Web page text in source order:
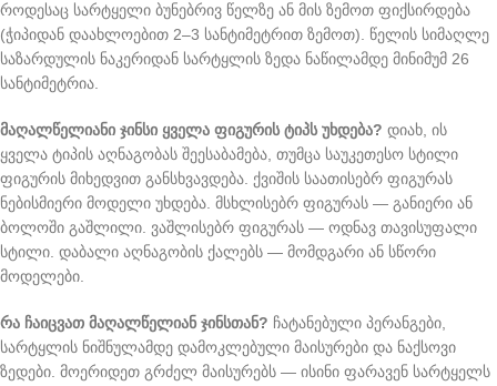
როდესაც სარტყელი ბუნებრივ წელზე ან მის ზემოთ ფიქსირდება
(ჭიპიდან დაახლოებით 2–3 სანტიმეტრით ზემოთ). წელის სიმაღლე
საზარდულის ნაკერიდან სარტყლის ზედა ნაწილამდე მინიმუმ 26
სანტიმეტრია.
მაღალწელიანი ჯინსი ყველა ფიგურის ტიპს უხდება? დიახ, ის
ყველა ტიპის აღნაგობას შეესაბამება, თუმცა საუკეთესო სტილი
ფიგურის მიხედვით განსხვავდება. ქვიშის საათისებრ ფიგურას
ნებისმიერი მოდელი უხდება. მსხლისებრ ფიგურას — განიერი ან
ბოლოში გაშლილი. ვაშლისებრ ფიგურას — ოდნავ თავისუფალი
სტილი. დაბალი აღნაგობის ქალებს — მომდგარი ან სწორი
მოდელები.
რა ჩაიცვათ მაღალწელიან ჯინსთან? ჩატანებული პერანგები,
სარტყლის ნიშნულამდე დამოკლებული მაისურები და ნაქსოვი
ზედები. მოერიდეთ გრძელ მაისურებს — ისინი ფარავენ სარტყელს